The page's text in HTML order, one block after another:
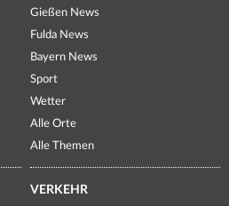
Gießen News
Fulda News
Bayern News
Sport
Wetter
Alle Orte
Alle Themen
VERKEHR